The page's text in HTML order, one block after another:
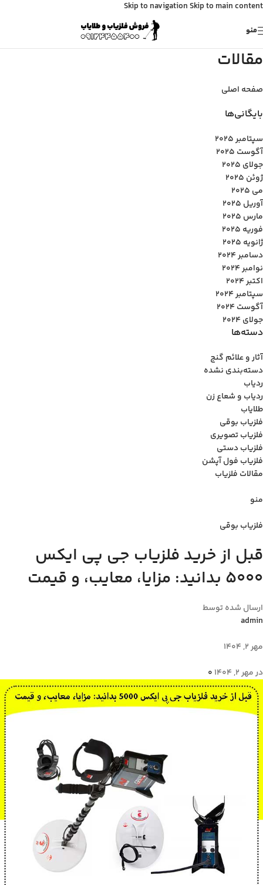
Skip to navigationSkip to main content
منو
مقالات
صفحه اصلی
بایگانی‌ها
سپتامبر 2025
آگوست 2025
جولای 2025
ژوئن 2025
می 2025
آوریل 2025
مارس 2025
فوریه 2025
ژانویه 2025
دسامبر 2024
نوامبر 2024
اکتبر 2024
سپتامبر 2024
آگوست 2024
جولای 2024
دسته‌ها
آثار و علائم گنج
دسته‌بندی نشده
ردیاب
ردیاب و شعاع زن
طلایاب
فلزیاب بوقی
فلزیاب تصویری
فلزیاب دستی
فلزیاب فول آپشن
مقالات فلزیاب
منو
فلزیاب بوقی
قبل از خرید فلزیاب جی پی ایکس
5000 بدانید: مزایا، معایب، و قیمت
ارسال شده توسط
admin
مهر 2, 1404
در مهر 2, 1404
0